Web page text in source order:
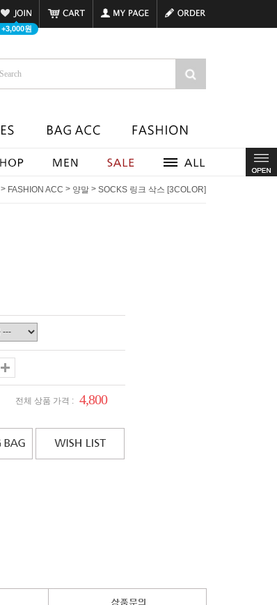
+3,000원
> FASHION ACC > 양말 > SOCKS 링크 삭스 [3COLOR]
전체 상품 가격 : 4,800